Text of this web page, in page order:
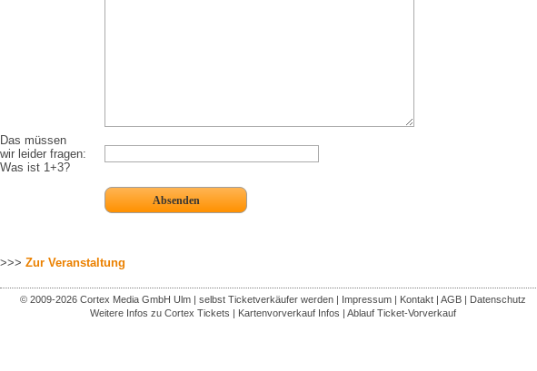
Das müssen
wir leider fragen:
Was ist 1+3?
>>> Zur Veranstaltung
© 2009-2026 Cortex Media GmbH Ulm| selbst Ticketverkäufer werden| Impressum| Kontakt| AGB| Datenschutz
Weitere Infos zu Cortex Tickets | Kartenvorverkauf Infos | Ablauf Ticket-Vorverkauf